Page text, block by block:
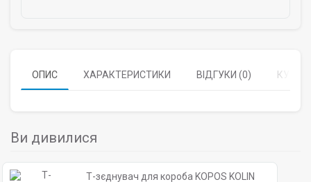
ОПИС ХАРАКТЕРИСТИКИ ВІДГУКИ (0)
Ви дивилися
Т-зєднувач для короба KOPOS KOLIN